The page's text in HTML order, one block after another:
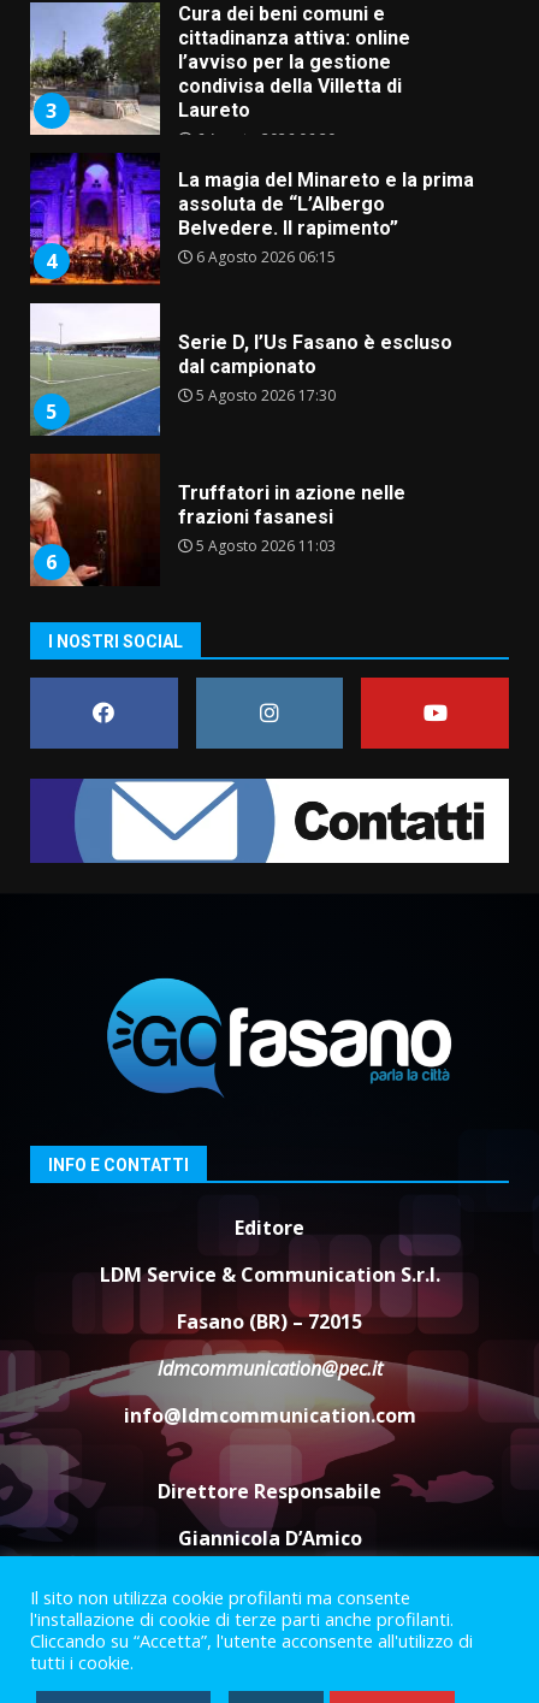
3
Cura dei beni comuni e
cittadinanza attiva: online
l’avviso per la gestione
condivisa della Villetta di
Laureto
6 Agosto 2026 06:20
4
La magia del Minareto e la prima
assoluta de “L’Albergo
Belvedere. Il rapimento”
6 Agosto 2026 06:15
5
Serie D, l’Us Fasano è escluso
dal campionato
5 Agosto 2026 17:30
6
Truffatori in azione nelle
frazioni fasanesi
5 Agosto 2026 11:03
al Prefetto: “Noi cittadini di
serie B”
5 Agosto 2026 06:15
1
Carta d’identità: continua il piano
di aperture straordinarie del
Comune di Fasano
6 Agosto 2026 14:16
comunale
6 Agosto 2026 08:00
3
Cura dei beni comuni e
cittadinanza attiva: online
Laureto
La magia del Minareto e la prima
Belvedere. Il rapimento”
6 Agosto 2026 06:15
Serie D, l’Us Fasano è escluso
dal campionato
5 Agosto 2026 17:30
I NOSTRI SOCIAL
INFO E CONTATTI
Editore
LDM Service & Communication S.r.l.
Fasano (BR) – 72015
ldmcommunication@pec.it
info@ldmcommunication.com
Direttore Responsabile
Giannicola D’Amico
Termini e Condizioni
Privacy Policy
Informazioni Legali
Facebook
Instagram
Youtube
Il sito non utilizza cookie profilanti ma consente
l'installazione di cookie di terze parti anche profilanti.
Cliccando su “Accetta”, l'utente acconsente all'utilizzo di
tutti i cookie.